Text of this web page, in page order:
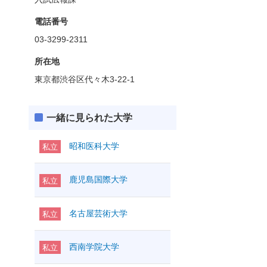
電話番号
03-3299-2311
所在地
東京都渋谷区代々木3-22-1
一緒に見られた大学
私立 昭和医科大学
私立 鹿児島国際大学
私立 名古屋芸術大学
私立 西南学院大学